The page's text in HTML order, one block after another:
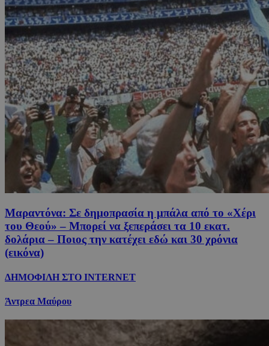
Μαραντόνα: Σε δημοπρασία η μπάλα από το «Χέρι
του Θεού» – Μπορεί να ξεπεράσει τα 10 εκατ.
δολάρια – Ποιος την κατέχει εδώ και 30 χρόνια
(εικόνα)
ΔΗΜΟΦΙΛΗ ΣΤΟ INTERNET
Άντρεα Μαύρου